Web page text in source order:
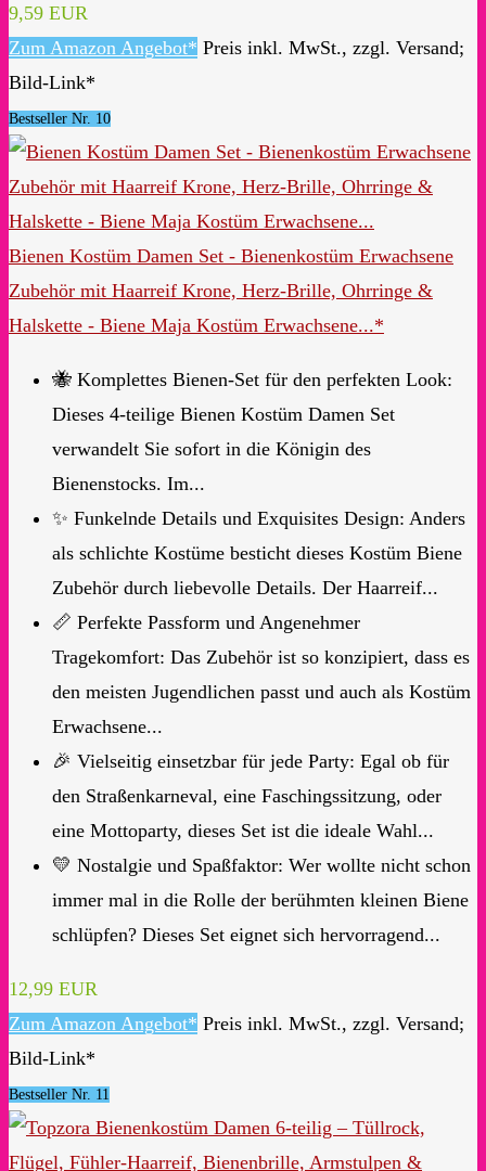
9,59 EUR
Zum Amazon Angebot* Preis inkl. MwSt., zzgl. Versand;
Bild-Link*
Bestseller Nr. 10
Bienen Kostüm Damen Set - Bienenkostüm Erwachsene
Zubehör mit Haarreif Krone, Herz-Brille, Ohrringe &
Halskette - Biene Maja Kostüm Erwachsene...*
🐝 Komplettes Bienen-Set für den perfekten Look:
Dieses 4-teilige Bienen Kostüm Damen Set
verwandelt Sie sofort in die Königin des
Bienenstocks. Im...
✨ Funkelnde Details und Exquisites Design: Anders
als schlichte Kostüme besticht dieses Kostüm Biene
Zubehör durch liebevolle Details. Der Haarreif...
📏 Perfekte Passform und Angenehmer
Tragekomfort: Das Zubehör ist so konzipiert, dass es
den meisten Jugendlichen passt und auch als Kostüm
Erwachsene...
🎉 Vielseitig einsetzbar für jede Party: Egal ob für
den Straßenkarneval, eine Faschingssitzung, oder
eine Mottoparty, dieses Set ist die ideale Wahl...
💛 Nostalgie und Spaßfaktor: Wer wollte nicht schon
immer mal in die Rolle der berühmten kleinen Biene
schlüpfen? Dieses Set eignet sich hervorragend...
12,99 EUR
Zum Amazon Angebot* Preis inkl. MwSt., zzgl. Versand;
Bild-Link*
Bestseller Nr. 11